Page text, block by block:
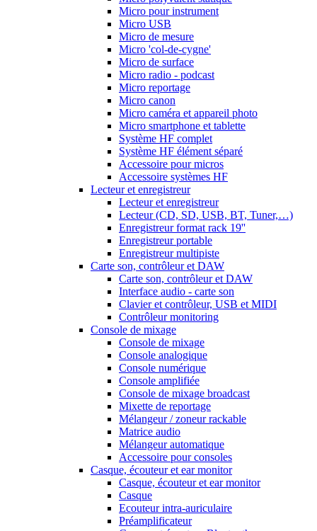
Micro pour instrument
Micro USB
Micro de mesure
Micro 'col-de-cygne'
Micro de surface
Micro radio - podcast
Micro reportage
Micro canon
Micro caméra et appareil photo
Micro smartphone et tablette
Système HF complet
Système HF élément séparé
Accessoire pour micros
Accessoire systèmes HF
Lecteur et enregistreur
Lecteur et enregistreur
Lecteur (CD, SD, USB, BT, Tuner,…)
Enregistreur format rack 19''
Enregistreur portable
Enregistreur multipiste
Carte son, contrôleur et DAW
Carte son, contrôleur et DAW
Interface audio - carte son
Clavier et contrôleur, USB et MIDI
Contrôleur monitoring
Console de mixage
Console de mixage
Console analogique
Console numérique
Console amplifiée
Console de mixage broadcast
Mixette de reportage
Mélangeur / zoneur rackable
Matrice audio
Mélangeur automatique
Accessoire pour consoles
Casque, écouteur et ear monitor
Casque, écouteur et ear monitor
Casque
Ecouteur intra-auriculaire
Préamplificateur